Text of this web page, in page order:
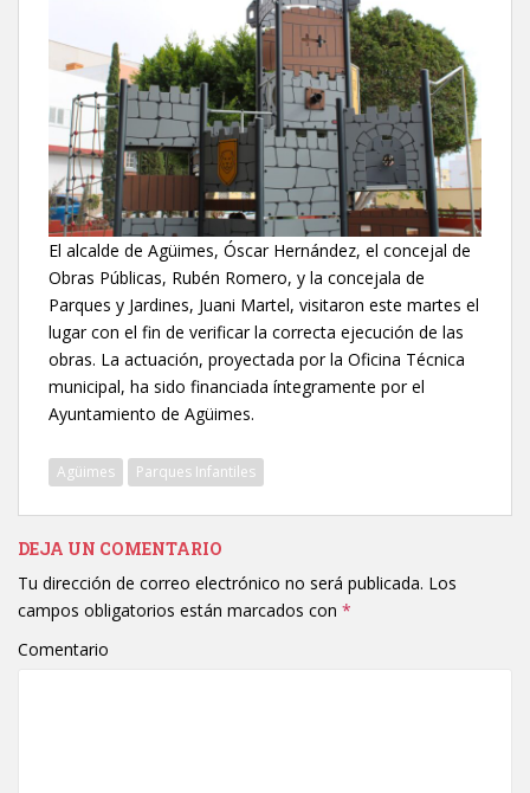
El alcalde de Agüimes, Óscar Hernández, el concejal de
Obras Públicas, Rubén Romero, y la concejala de
Parques y Jardines, Juani Martel, visitaron este martes el
lugar con el fin de verificar la correcta ejecución de las
obras. La actuación, proyectada por la Oficina Técnica
municipal, ha sido financiada íntegramente por el
Ayuntamiento de Agüimes.
Agüimes Parques Infantiles
DEJA UN COMENTARIO
Tu dirección de correo electrónico no será publicada. Los
campos obligatorios están marcados con *
Comentario